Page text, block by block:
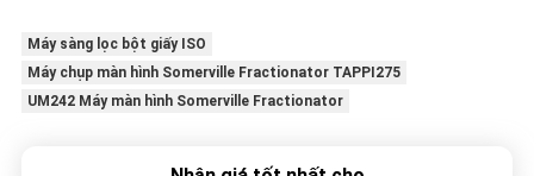
Máy sàng lọc bột giấy ISO
Máy chụp màn hình Somerville Fractionator TAPPI275
UM242 Máy màn hình Somerville Fractionator